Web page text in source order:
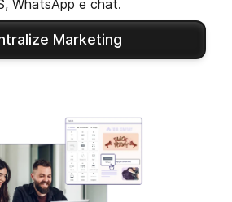
WhatsApp e chat.
Marketing